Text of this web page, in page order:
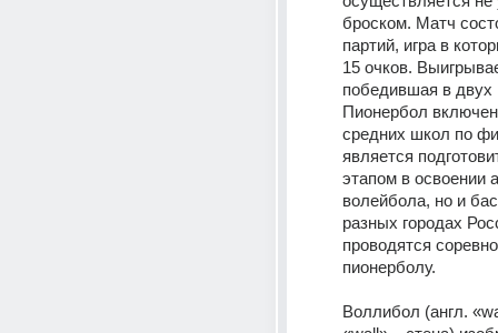
броском. Матч
партий, игра в
15 очков.
победившая в двух
Пионербол
средних школ по
является
этапом в освоении
волейбола, но и
разных городах
проводятся
пионерболу.
Воллибол (англ.